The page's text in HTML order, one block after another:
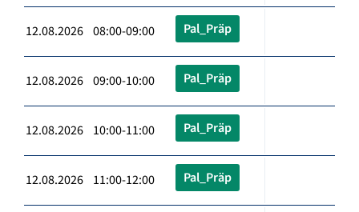
12.08.2026 08:00-09:00 Pal_Präp
12.08.2026 09:00-10:00 Pal_Präp
12.08.2026 10:00-11:00 Pal_Präp
12.08.2026 11:00-12:00 Pal_Präp